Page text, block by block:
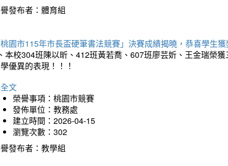
發布者：體育組
園市115年市長盃硬筆書法競賽」決賽成績揭曉，恭喜學生
本校304班陳以昕、412班黃若喬、607班廖芸妡、王金瑞榮
優異的表現！！！
文
榮譽事項：桃園市競賽
發佈單位：教務處
建立時間：2026-04-15
瀏覽次數：302
發布者：教學組